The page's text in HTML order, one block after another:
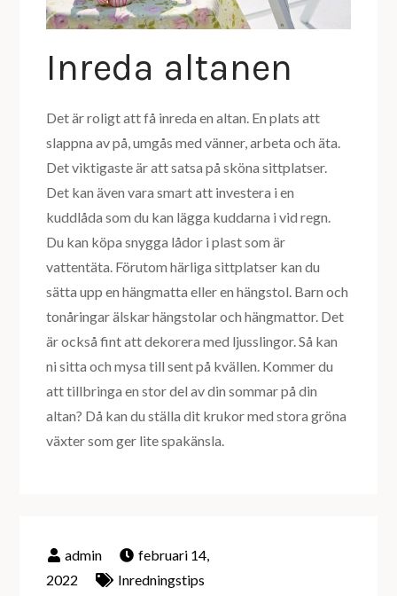
Inreda altanen
Det är roligt att få inreda en altan. En plats att
slappna av på, umgås med vänner, arbeta och äta.
Det viktigaste är att satsa på sköna sittplatser.
Det kan även vara smart att investera i en
kuddlåda som du kan lägga kuddarna i vid regn.
Du kan köpa snygga lådor i plast som är
vattentäta. Förutom härliga sittplatser kan du
sätta upp en hängmatta eller en hängstol. Barn och
tonåringar älskar hängstolar och hängmattor. Det
är också fint att dekorera med ljusslingor. Så kan
ni sitta och mysa till sent på kvällen. Kommer du
att tillbringa en stor del av din sommar på din
altan? Då kan du ställa dit krukor med stora gröna
växter som ger lite spakänsla.
februari 14,
2022
Inredningstips